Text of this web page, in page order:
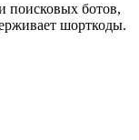
поисковых ботов,
шорткоды.